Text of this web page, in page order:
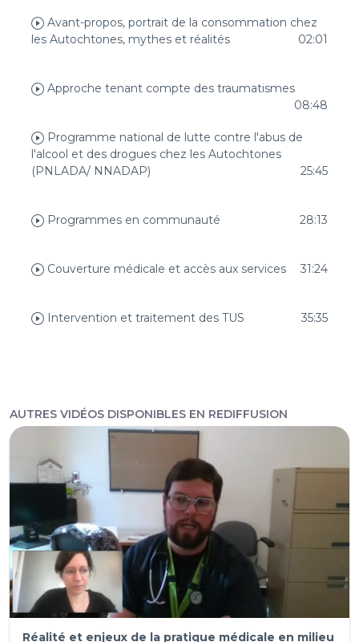
Avant-propos, portrait de la consommation chez
les Autochtones, mythes et réalités
02:01
Approche tenant compte des traumatismes
08:48
Programme national de lutte contre l'abus de
l'alcool et des drogues chez les Autochtones
(PNLADA/ NNADAP)
25:45
Programmes en communauté 28:13
Couverture médicale et accès aux services 31:24
Intervention et traitement des TUS 35:35
AUTRES VIDÉOS DISPONIBLES EN REDIFFUSION
Réalité et enjeux de la pratique médicale en milieu